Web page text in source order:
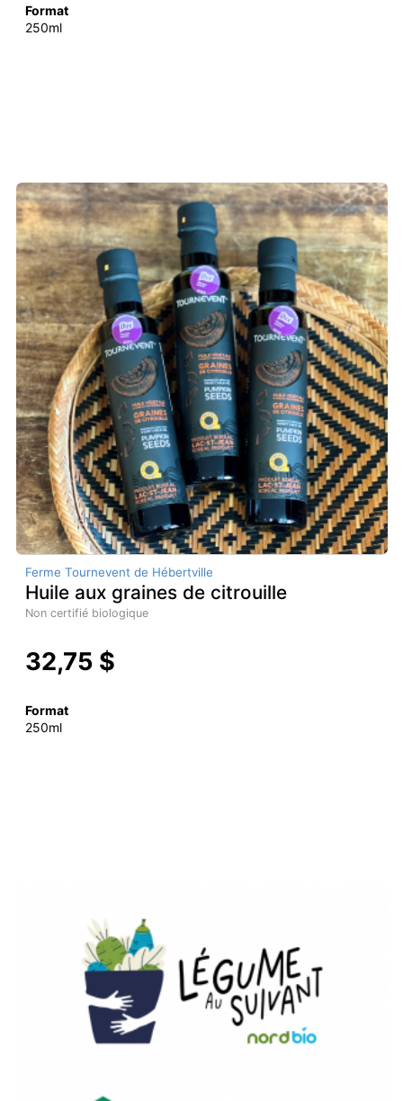
Format
250ml
Ferme Tournevent de Hébertville
Huile aux graines de citrouille
Non certifié biologique
32,75 $
Format
250ml